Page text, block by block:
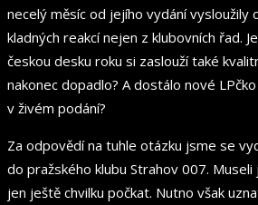
necelý měsíc od jejího vydání vysloužily
kladných reakcí nejen z klubovních řad.
českou desku roku si zaslouží také
nakonec dopadlo? A dostálo nové
v živém podání?
Za odpovědí na tuhle otázku jsme se
do pražského klubu Strahov 007. Museli
jen ještě chvilku počkat. Nutno však